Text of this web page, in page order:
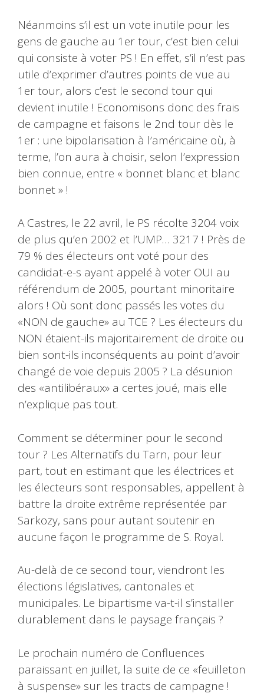
Néanmoins s’il est un vote inutile pour les
gens de gauche au 1er tour, c’est bien celui
qui consiste à voter PS ! En effet, s’il n’est pas
utile d’exprimer d’autres points de vue au
1er tour, alors c’est le second tour qui
devient inutile ! Economisons donc des frais
de campagne et faisons le 2nd tour dès le
1er : une bipolarisation à l’américaine où, à
terme, l’on aura à choisir, selon l’expression
bien connue, entre « bonnet blanc et blanc
bonnet » !
A Castres, le 22 avril, le PS récolte 3204 voix
de plus qu’en 2002 et l’UMP… 3217 ! Près de
79 % des électeurs ont voté pour des
candidat-e-s ayant appelé à voter OUI au
référendum de 2005, pourtant minoritaire
alors ! Où sont donc passés les votes du
«NON de gauche» au TCE ? Les électeurs du
NON étaient-ils majoritairement de droite ou
bien sont-ils inconséquents au point d’avoir
changé de voie depuis 2005 ? La désunion
des «antilibéraux» a certes joué, mais elle
n’explique pas tout.
Comment se déterminer pour le second
tour ? Les Alternatifs du Tarn, pour leur
part, tout en estimant que les électrices et
les électeurs sont responsables, appellent à
battre la droite extrême représentée par
Sarkozy, sans pour autant soutenir en
aucune façon le programme de S. Royal.
Au-delà de ce second tour, viendront les
élections législatives, cantonales et
municipales. Le bipartisme va-t-il s’installer
durablement dans le paysage français ?
Le prochain numéro de Confluences
paraissant en juillet, la suite de ce «feuilleton
à suspense» sur les tracts de campagne !